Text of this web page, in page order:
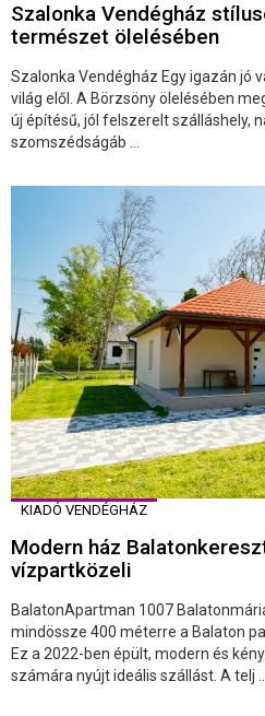
Szalonka Vendégház
természet ölelésében
Szalonka Vendégház Egy igazán jó
világ elől. A Börzsöny ölelésében
új építésű, jól felszerelt szálláshely,
szomszédságáb ...
KIADÓ VENDÉGHÁZ
Modern ház
vízpartközeli
BalatonApartman 1007
mindössze 400 méterre a Balaton
Ez a 2022-ben épült, modern és
számára nyújt ideális szállást. A telj ...